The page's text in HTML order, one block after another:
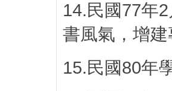
14.民國77年2
書風氣，增
15.民國80年